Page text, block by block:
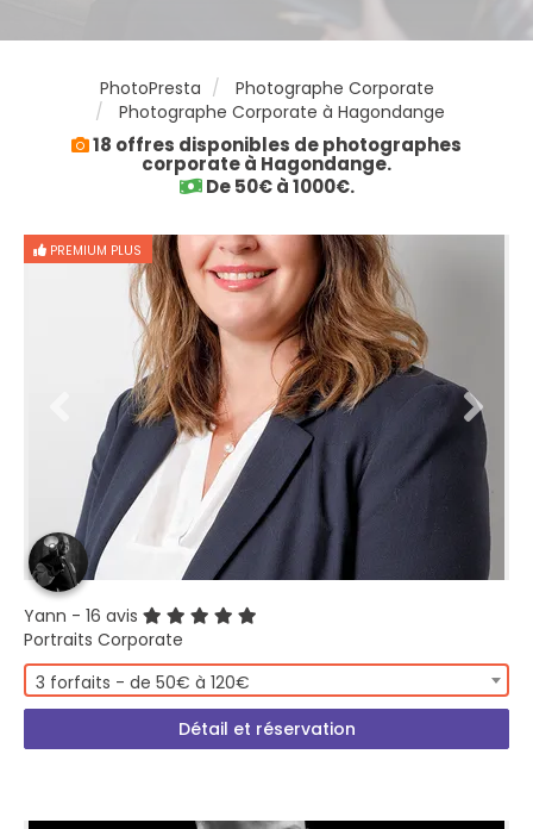
PhotoPresta
Photographe Corporate
Photographe Corporate à Hagondange
18 offres disponibles de photographes
corporate à Hagondange.
De 50€ à 1000€.
PREMIUM PLUS
Yann - 16 avis
Portraits Corporate
3 forfaits - de 50€ à 120€
Détail et réservation